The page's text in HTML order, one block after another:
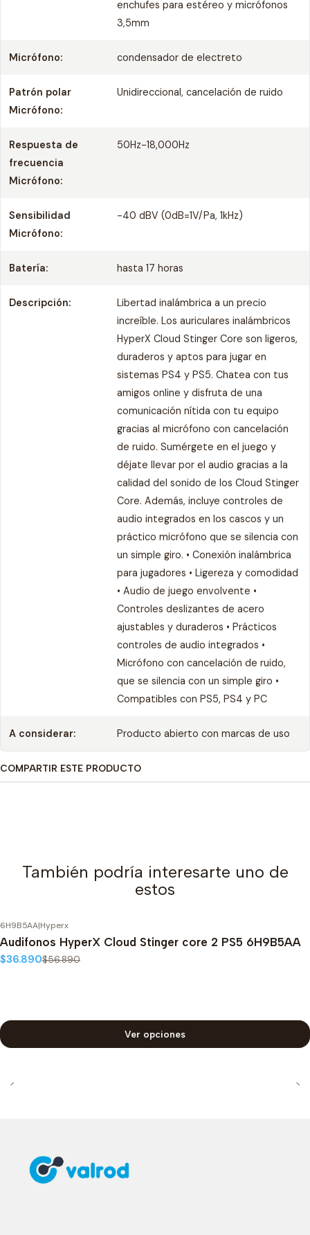
enchufes para estéreo y micrófonos
3,5mm
Micrófono: condensador de electreto
Patrón polar
Micrófono:
Unidireccional, cancelación de ruido
Respuesta de
frecuencia
Micrófono:
50Hz-18,000Hz
Sensibilidad
Micrófono:
-40 dBV (0dB=1V/Pa, 1kHz)
Batería: hasta 17 horas
Descripción:
Libertad inalámbrica a un precio
increíble. Los auriculares inalámbricos
HyperX Cloud Stinger Core son ligeros,
duraderos y aptos para jugar en
sistemas PS4 y PS5. Chatea con tus
amigos online y disfruta de una
comunicación nítida con tu equipo
gracias al micrófono con cancelación
de ruido. Sumérgete en el juego y
déjate llevar por el audio gracias a la
calidad del sonido de los Cloud Stinger
Core. Además, incluye controles de
audio integrados en los cascos y un
práctico micrófono que se silencia con
un simple giro. • Conexión inalámbrica
para jugadores • Ligereza y comodidad
• Audio de juego envolvente •
Controles deslizantes de acero
ajustables y duraderos • Prácticos
controles de audio integrados •
Micrófono con cancelación de ruido,
que se silencia con un simple giro •
Compatibles con PS5, PS4 y PC
A considerar: Producto abierto con marcas de uso
COMPARTIR ESTE PRODUCTO
También podría interesarte uno de
estos
6H9B5AA|Hyperx
Audifonos HyperX Cloud Stinger core 2 PS5 6H9B5AA
$36.890$56.890
Ver opciones